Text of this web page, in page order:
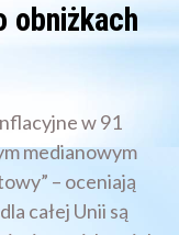
obniżkach
w 91
medianowym
– oceniają
całej Unii są